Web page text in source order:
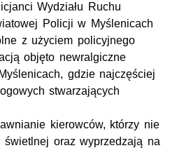
Wydziału Ruchu
Policji w Myślenicach
z użyciem policyjnego
objęto newralgiczne
gdzie najczęściej
stwarzających
kierowców, którzy nie
oraz wyprzedzają na